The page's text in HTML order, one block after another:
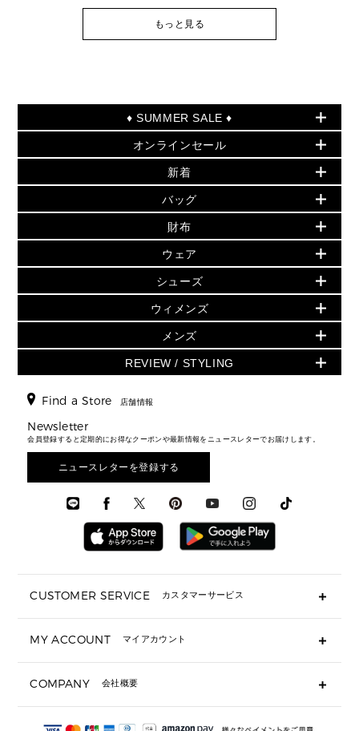
もっと見る
♦ SUMMER SALE ♦
セールおすすめアイテム
▶ ウィメンズ
バッグ
小物
シューズ・靴
ウェア
アクセサリー
時計
▶ メンズ
バッグ
ウェア
アクセサリー
オンラインセール
PRODUCT OF THE MONTH - 今月の特別価格
再値下げアイテム
追加アイテム
▶ ウィメンズすべて(ウェア・シューズ除く)
バッグ
財布・小物
ウェア
シューズ
時計・ジュエリー
アクセサリー
メンズ バッグ
メンズ 財布・小物
メンズ シューズ
メンズ ウェア
メンズ 時計・その他
新着
夏のスタイル
▶ すべて
▶ ウィメンズすべて
財布・小物
アクセサリー
フレグランス
シューズ
▶ メンズすべて
メンズ財布・小物
メンズアクセサリー
メンズウェア
バッグ
人気の定番アイテム
日本限定 - バッグ
▶ ウィメンズすべて
トートバッグ
ショルダーバッグ
クロスボディ・斜め掛け
トラベル
3 IN 1 / 2 IN 1 バッグ
▶ メンズすべて
財布
日本限定 - 財布・小物
▶ ウィメンズすべて
GREENWICH
折り財布(二つ折り・三つ折り)
長財布
▶ メンズすべて
ウェア
▶ ウィメンズすべて
トップス
スカート・パンツ
ジャケット・アウター
▶ メンズすべて
シューズ
▶ ウィメンズすべて
サンダル
スニーカー
▶ メンズすべて
ウィメンズ
人気の定番アイテム
▶ ウィメンズすべて
▶ バッグすべて
通勤・通学アイテム
3 IN 1 バッグ
ミニ財布・フラグメントケース
▶ 小物すべて
定期ケース・カードケース・名刺入れ
メンズ
▶ メンズすべて
財布・小物
時計・ジュエリー
アクセサリー
REVIEW / STYLING
エディターレビュー
Find a Store 店舗情報
Newsletter
会員登録すると定期的にお得なクーポンや最新情報をニュースレターでお届けします。
ニュースレターを登録する
CUSTOMER SERVICE カスタマーサービス
ギフト用にラッピングができますか？
ショッピングバッグを購入商品分送ってもらえますか？
注文後に完了メールが受信できないのですが？
MY ACCOUNT マイアカウント
COMPANY 会社概要